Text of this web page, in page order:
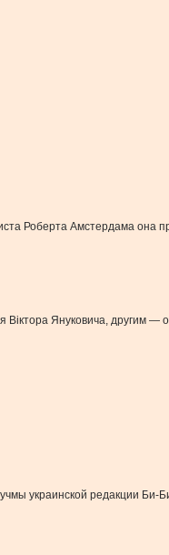
Роберта Амстердама она
Віктора Януковича,
украинской редакции